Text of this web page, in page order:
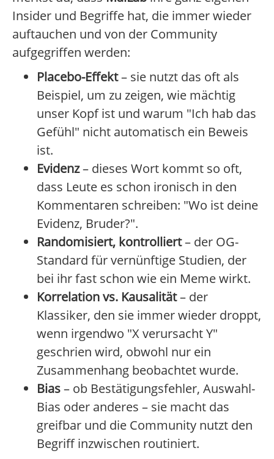
Insider und Begriffe hat, die immer wieder
auftauchen und von der Community
aufgegriffen werden:
Placebo-Effekt– sie nutzt das oft als
Beispiel, um zu zeigen, wie mächtig
unser Kopf ist und warum "Ich hab das
Gefühl" nicht automatisch ein Beweis
ist.
Evidenz– dieses Wort kommt so oft,
dass Leute es schon ironisch in den
Kommentaren schreiben: "Wo ist deine
Evidenz, Bruder?".
Randomisiert, kontrolliert– der OG-
Standard für vernünftige Studien, der
bei ihr fast schon wie ein Meme wirkt.
Korrelation vs. Kausalität– der
Klassiker, den sie immer wieder droppt,
wenn irgendwo "X verursacht Y"
geschrien wird, obwohl nur ein
Zusammenhang beobachtet wurde.
Bias– ob Bestätigungsfehler, Auswahl-
Bias oder anderes – sie macht das
greifbar und die Community nutzt den
Begriff inzwischen routiniert.